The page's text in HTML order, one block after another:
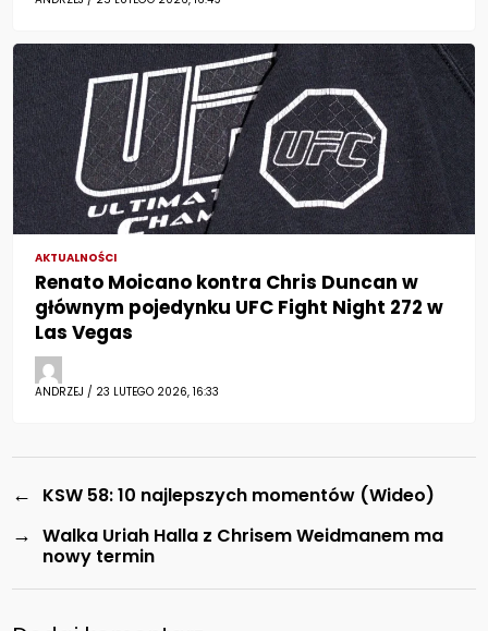
AKTUALNOŚCI
Renato Moicano kontra Chris Duncan w
głównym pojedynku UFC Fight Night 272 w
Las Vegas
ANDRZEJ / 23 LUTEGO 2026, 16:33
← KSW 58: 10 najlepszych momentów (Wideo)
→ Walka Uriah Halla z Chrisem Weidmanem ma
nowy termin